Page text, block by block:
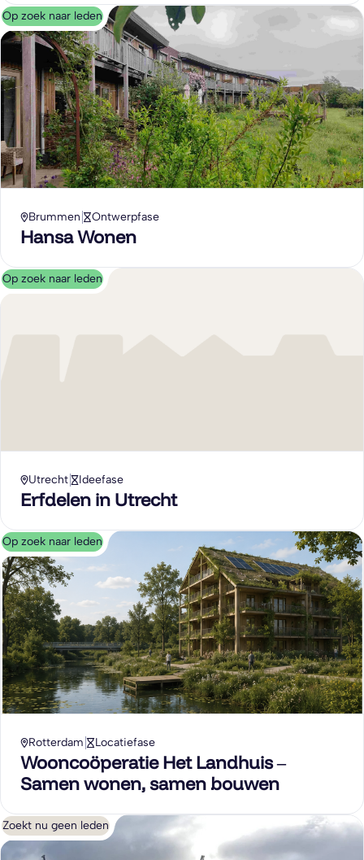
Op zoek naar leden
Brummen Ontwerpfase
Hansa Wonen
Op zoek naar leden
Utrecht Ideefase
Erfdelen in Utrecht
Op zoek naar leden
Rotterdam Locatiefase
Wooncoöperatie Het Landhuis –
Samen wonen, samen bouwen
Zoekt nu geen leden